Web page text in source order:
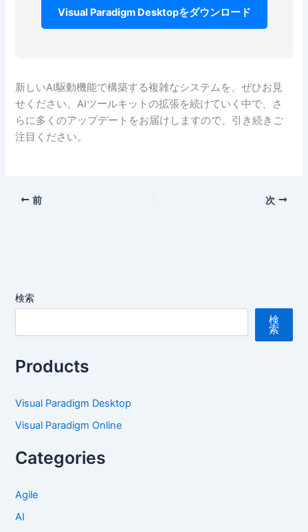
Visual Paradigm Desktopをダウンロード
新しいAI駆動機能で構築する複雑なシステムを、ぜひお見
せください。AIツールキットの拡張を続けていく中で、さ
らに多くのアップデートをお届けしますので、引き続きご
注目ください。
前 次
検索
検
索
Products
Visual Paradigm Desktop
Visual Paradigm Online
Categories
Agile
AI